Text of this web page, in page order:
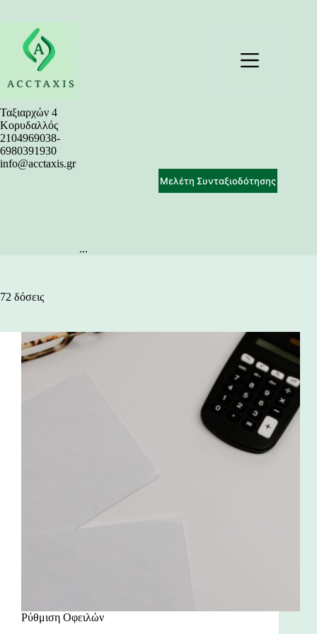
περιεχόμενο
Ταξιαρχών 4
Κορυδαλλός
2104969038-
6980391930
info@acctaxis.gr
...
Μελέτη Συνταξιοδότησης
72 δόσεις
Ρύθμιση Οφειλών